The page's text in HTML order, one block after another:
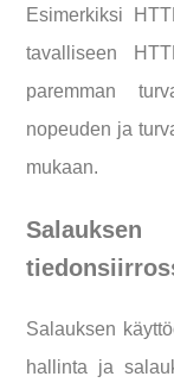
Esimerkiksi
tavalliseen
paremman
nopeuden ja
mukaan.
Salauksen
hallinta ja